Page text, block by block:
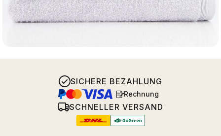
SICHERE BEZAHLUNG
Rechnung
SCHNELLER VERSAND